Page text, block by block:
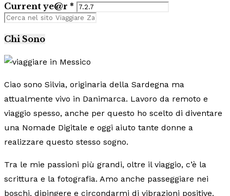
Current ye@r *
Chi Sono
Ciao sono Silvia, originaria della Sardegna ma
attualmente vivo in Danimarca. Lavoro da remoto e
viaggio spesso, anche per questo ho scelto di diventare
una Nomade Digitale e oggi aiuto tante donne a
realizzare questo stesso sogno.
Tra le mie passioni più grandi, oltre il viaggio, c’è la
scrittura e la fotografia. Amo anche passeggiare nei
boschi, dipingere e circondarmi di vibrazioni positive.